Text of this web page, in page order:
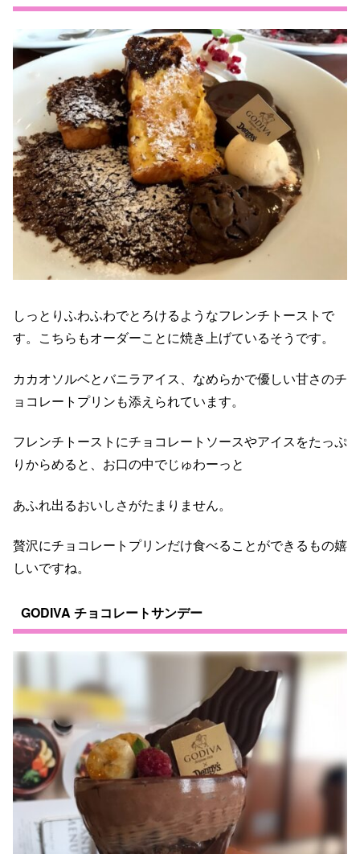
しっとりふわふわでとろけるようなフレンチトーストで
す。こちらもオーダーことに焼き上げているそうです。
カカオソルベとバニラアイス、なめらかで優しい甘さのチ
ョコレートプリンも添えられています。
フレンチトーストにチョコレートソースやアイスをたっぷ
りからめると、お口の中でじゅわーっと
あふれ出るおいしさがたまりません。
贅沢にチョコレートプリンだけ食べることができるもの嬉
しいですね。
GODIVA チョコレートサンデー